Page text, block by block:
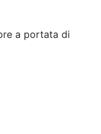
a portata di